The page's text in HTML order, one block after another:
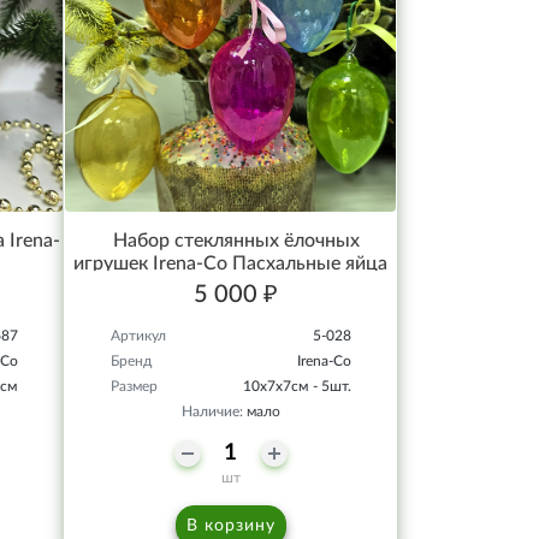
Irena-
Набор стеклянных ёлочных
игрушек Irena-Co Пасхальные яйца
прозрачные
5 000 ₽
Артикул
5-028
Бренд
Irena-Co
Размер
10х7х7см - 5шт.
Наличие: мало
шт
В корзину